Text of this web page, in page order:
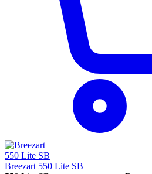
Breezart 550 Lite SB